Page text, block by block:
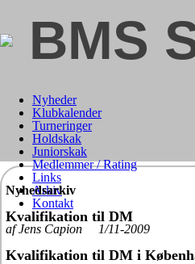
BMS
Nyheder
Klubkalender
Turneringer
Holdskak
Juniorskak
Medlemmer / Rating
Links
Arkiv
Kontakt
Nyhedsarkiv
Kvalifikation til DM
af Jens Capion 1/11-2009
Kvalifikation til DM i